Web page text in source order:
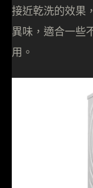
接近乾洗的效果
異味，適合一些
用。